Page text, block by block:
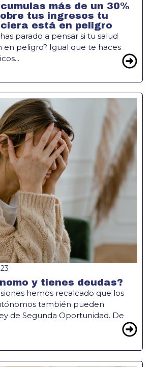
más de un 30%
tus ingresos tu
está en peligro
parado a pensar si tu salud
en peligro? Igual que te haces
y tienes deudas?
hemos recalcado que los
también pueden
de Segunda Oportunidad. De